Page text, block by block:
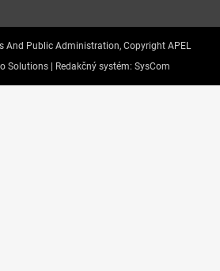
And Public Administration, Copyright APEL
Solutions | Redakčný systém: SysCom